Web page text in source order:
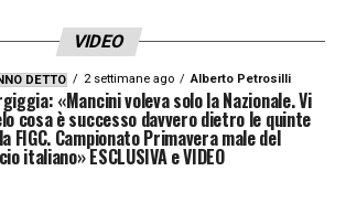
VIDEO
DETTO 2 settimane ago Alberto Petrosilli
«Mancini voleva solo la Nazionale. Vi
cosa è successo davvero dietro le quinte
FIGC. Campionato Primavera male del
italiano» ESCLUSIVA e VIDEO